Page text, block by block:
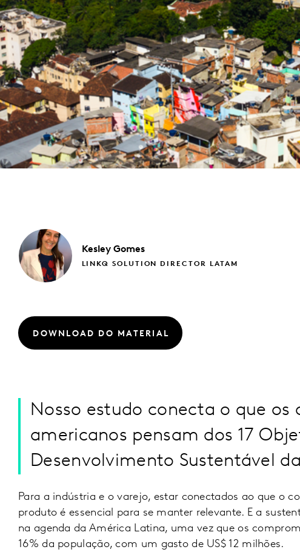
Kesley Gomes
LINKQ SOLUTION DIRECTOR LATAM
DOWNLOAD DO MATERIAL
Nosso estudo conecta o que
americanos pensam dos 17
Desenvolvimento Sustentável
Para a indústria e o varejo, estar conectados ao que o
produto é essencial para se manter relevante. E a
na agenda da América Latina, uma vez que os
16% da população, com um gasto de US$ 12 milhões.